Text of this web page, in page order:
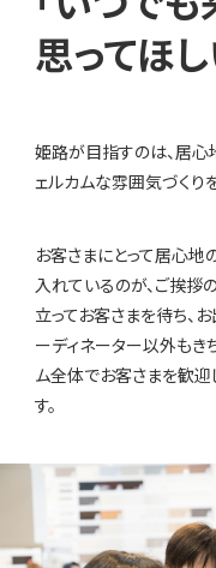
思ってほ
姫路が目指すのは、居心
ェルカムな雰囲気づくり
お客さまにとって居心地
入れているのが、ご挨拶
立ってお客さまを待ち、
ーディネーター以外もき
ム全体でお客さまを歓迎
す。